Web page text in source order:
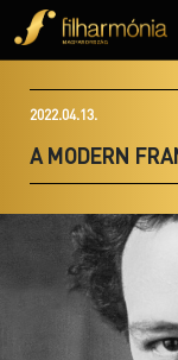
2022.04.13.
A MODERN